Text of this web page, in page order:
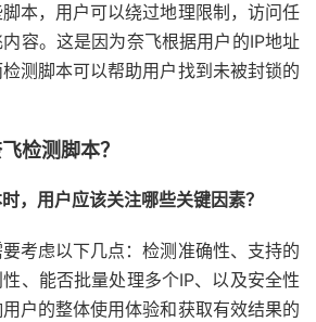
本，用户可以绕过地理限制，访问任
容。这是因为奈飞根据用户的IP地址
测脚本可以帮助用户找到未被封锁的
检测脚本？
，用户应该关注哪些关键因素？
考虑以下几点：检测准确性、支持的
、能否批量处理多个IP、以及安全性
户的整体使用体验和获取有效结果的